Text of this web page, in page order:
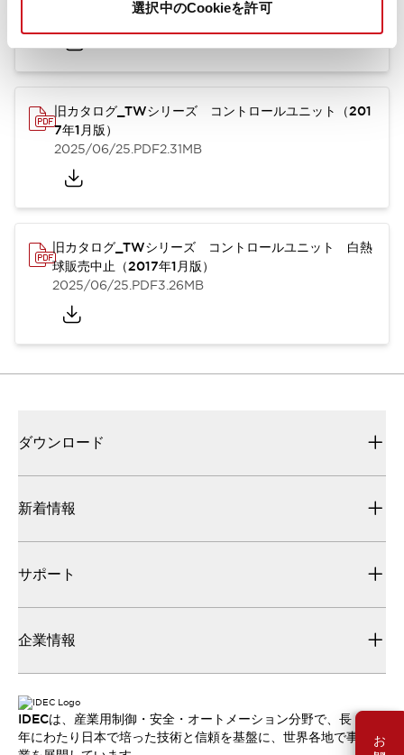
選択中のCookieを許可
.PDF1.65MB
旧カタログ_TWシリーズ コントロールユニット（201
7年1月版）
2025/06/25.PDF2.31MB
旧カタログ_TWシリーズ コントロールユニット 白熱
球販売中止（2017年1月版）
2025/06/25.PDF3.26MB
ダウンロード
新着情報
サポート
企業情報
IDECは、産業用制御・安全・オートメーション分野で、長
年にわたり日本で培った技術と信頼を基盤に、世界各地で事